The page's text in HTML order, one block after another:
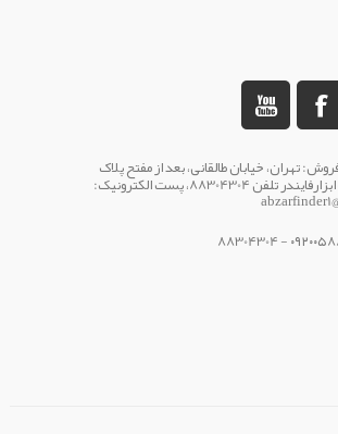
تهران، خیابان طالقانی، بعد از مفتح پلاک
186 فروشگاه ابزارفایندر تلفن 88304304، پست الکترونیک:
- 88304304